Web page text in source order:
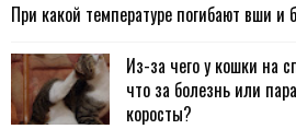
При какой температуре погибают вши и
Из-за чего у кошки на
что за болезнь или
коросты?